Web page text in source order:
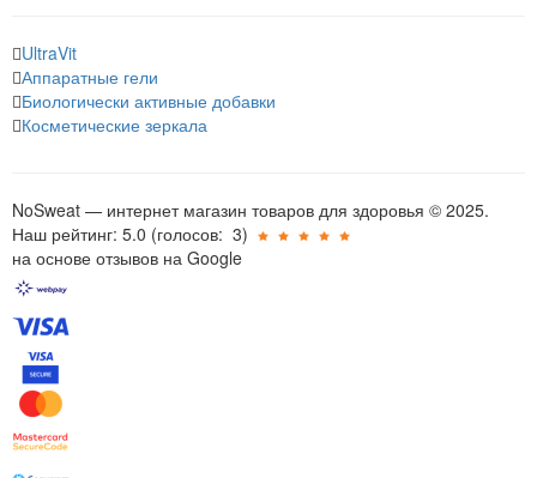
UltraVit
Аппаратные гели
Биологически активные добавки
Косметические зеркала
NoSweat — интернет магазин товаров для здоровья © 2025.
Наш рейтинг: 5.0 (голосов: 3)
на основе отзывов на Google